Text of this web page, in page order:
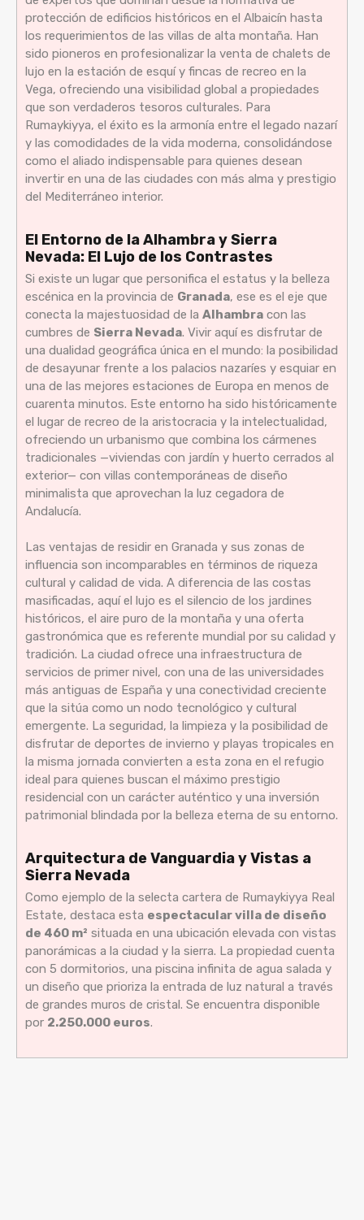
protección de edificios históricos en el Albaicín hasta
los requerimientos de las villas de alta montaña. Han
sido pioneros en profesionalizar la venta de chalets de
lujo en la estación de esquí y fincas de recreo en la
Vega, ofreciendo una visibilidad global a propiedades
que son verdaderos tesoros culturales. Para
Rumaykiyya, el éxito es la armonía entre el legado nazarí
y las comodidades de la vida moderna, consolidándose
como el aliado indispensable para quienes desean
invertir en una de las ciudades con más alma y prestigio
del Mediterráneo interior.
El Entorno de la Alhambra y Sierra
Nevada: El Lujo de los Contrastes
Si existe un lugar que personifica el estatus y la belleza
escénica en la provincia de Granada, ese es el eje que
conecta la majestuosidad de la Alhambra con las
cumbres de Sierra Nevada. Vivir aquí es disfrutar de
una dualidad geográfica única en el mundo: la posibilidad
de desayunar frente a los palacios nazaríes y esquiar en
una de las mejores estaciones de Europa en menos de
cuarenta minutos. Este entorno ha sido históricamente
el lugar de recreo de la aristocracia y la intelectualidad,
ofreciendo un urbanismo que combina los cármenes
tradicionales —viviendas con jardín y huerto cerrados al
exterior— con villas contemporáneas de diseño
minimalista que aprovechan la luz cegadora de
Andalucía.
Las ventajas de residir en Granada y sus zonas de
influencia son incomparables en términos de riqueza
cultural y calidad de vida. A diferencia de las costas
masificadas, aquí el lujo es el silencio de los jardines
históricos, el aire puro de la montaña y una oferta
gastronómica que es referente mundial por su calidad y
tradición. La ciudad ofrece una infraestructura de
servicios de primer nivel, con una de las universidades
más antiguas de España y una conectividad creciente
que la sitúa como un nodo tecnológico y cultural
emergente. La seguridad, la limpieza y la posibilidad de
disfrutar de deportes de invierno y playas tropicales en
la misma jornada convierten a esta zona en el refugio
ideal para quienes buscan el máximo prestigio
residencial con un carácter auténtico y una inversión
patrimonial blindada por la belleza eterna de su entorno.
Arquitectura de Vanguardia y Vistas a
Sierra Nevada
Como ejemplo de la selecta cartera de Rumaykiyya Real
Estate, destaca esta espectacular villa de diseño
de 460 m² situada en una ubicación elevada con vistas
panorámicas a la ciudad y la sierra. La propiedad cuenta
con 5 dormitorios, una piscina infinita de agua salada y
un diseño que prioriza la entrada de luz natural a través
de grandes muros de cristal. Se encuentra disponible
por 2.250.000 euros.